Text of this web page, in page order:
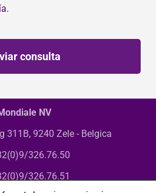
consulta
NV
311B, 9240 Zele - Belgica
326.76.50
326.76.51